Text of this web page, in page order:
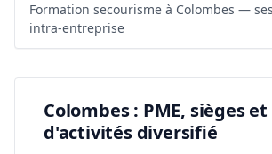
Formation secourisme à Colombes —
intra-entreprise
Colombes : PME, sièges
d'activités diversifié